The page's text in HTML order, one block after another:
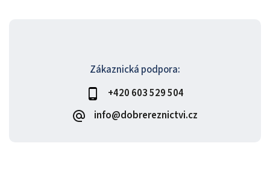
Zákaznická podpora:
+420 603 529 504
info@dobrereznictvi.cz